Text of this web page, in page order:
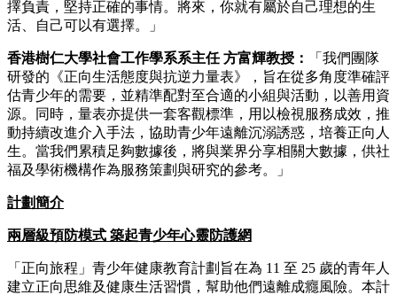
擇負責，堅持正確的事情。將來，你就有屬於自己理想的生
活、自己可以有選擇。」
香港樹仁大學社會工作學系系主任 方富輝教授：
「我們團隊
研發的《正向生活態度與抗逆力量表》，旨在從多角度準確評
估青少年的需要，並精準配對至合適的小組與活動，以善用資
源。同時，量表亦提供一套客觀標準，用以檢視服務成效，推
動持續改進介入手法，協助青少年遠離沉溺誘惑，培養正向人
生。當我們累積足夠數據後，將與業界分享相關大數據，供社
福及學術機構作為服務策劃與研究的參考。」
計劃簡介
兩層級預防模式 築起青少年心靈防護網
「正向旅程」青少年健康教育計劃旨在為 11 至 25 歲的青年人
建立正向思維及健康生活習慣，幫助他們遠離成癮風險。本計